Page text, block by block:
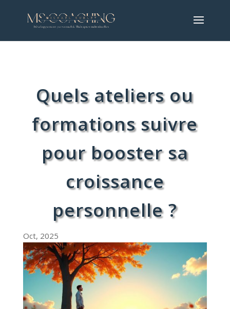
Quels ateliers ou
formations suivre
pour booster sa
croissance
personnelle ?
Oct, 2025